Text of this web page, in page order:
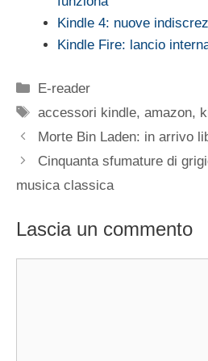
Kindle 4: nuove
Kindle Fire: lancio
Categorie
E-reader
Tag
accessori kindle,amazon,
Morte Bin Laden: in arrivo
Cinquanta sfumature di
musica classica
Lascia un commento